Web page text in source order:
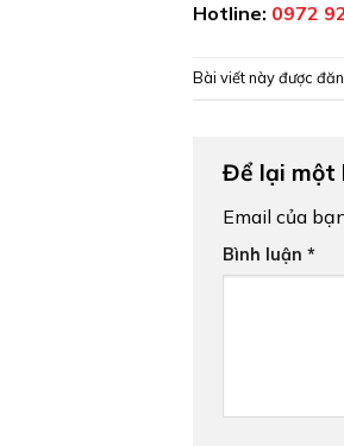
Hotline: 0972
Bài viết này được
Để lại một
Email của
Bình luận *